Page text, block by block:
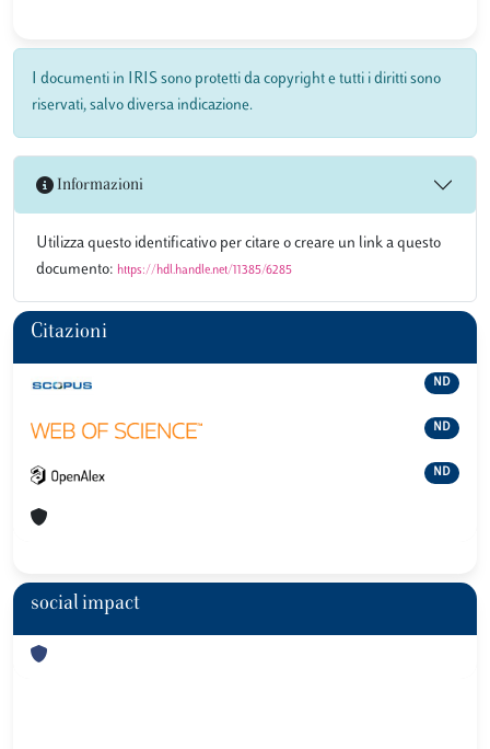
I documenti in IRIS sono protetti da copyright e tutti i diritti sono
riservati, salvo diversa indicazione.
Informazioni
Utilizza questo identificativo per citare o creare un link a questo
documento: https://hdl.handle.net/11385/6285
Citazioni
ND
ND
ND
social impact